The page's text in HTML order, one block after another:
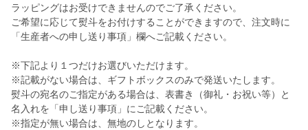
ラッピングはお受けできませんのでご了承ください。
ご希望に応じて熨斗をお付けすることができますので、注文時に
「生産者への申し送り事項」欄へご記載ください。
※下記より１つだけお選びいただけます。
※記載がない場合は、ギフトボックスのみで発送いたします。
熨斗の宛名のご指定がある場合は、表書き（御礼・お祝い等）と
名入れを「申し送り事項」にご記載ください。
※指定が無い場合は、無地のしとなります。